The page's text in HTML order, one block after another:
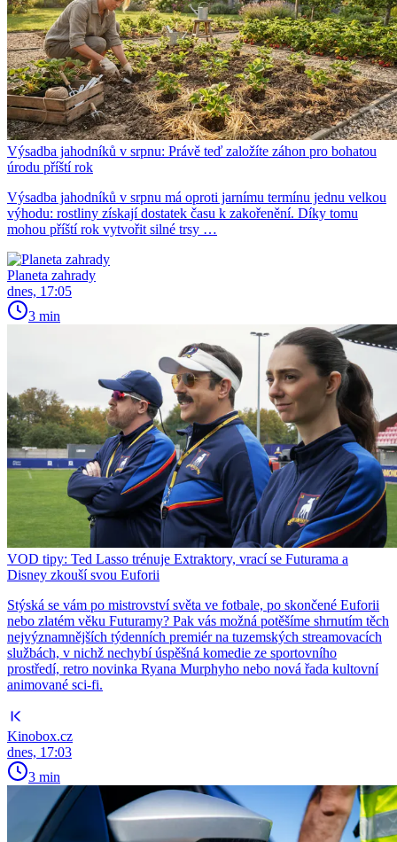
Výsadba jahodníků v srpnu: Právě teď založíte záhon pro bohatou
úrodu příští rok
Výsadba jahodníků v srpnu má oproti jarnímu termínu jednu velkou
výhodu: rostliny získají dostatek času k zakořenění. Díky tomu
mohou příští rok vytvořit silné trsy …
Planeta zahrady
dnes, 17:05
3 min
VOD tipy: Ted Lasso trénuje Extraktory, vrací se Futurama a
Disney zkouší svou Euforii
Stýská se vám po mistrovství světa ve fotbale, po skončené Euforii
nebo zlatém věku Futuramy? Pak vás možná potěšíme shrnutím těch
nejvýznamnějších týdenních premiér na tuzemských streamovacích
službách, v nichž nechybí úspěšná komedie ze sportovního
prostředí, retro novinka Ryana Murphyho nebo nová řada kultovní
animované sci-fi.
Kinobox.cz
dnes, 17:03
3 min